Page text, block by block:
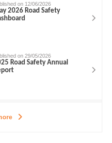
on 12/06/2026
2026 Road Safety
on 29/05/2026
Road Safety Annual